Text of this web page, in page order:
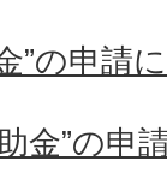
”の申請
金”の申